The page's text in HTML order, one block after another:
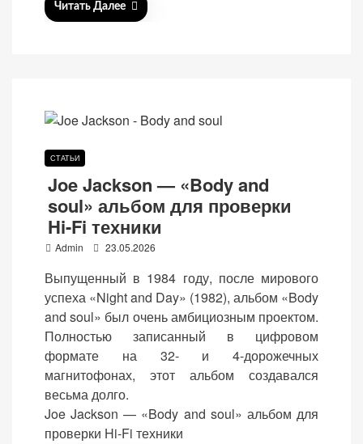
Читать Далее
СТАТЬИ
Joe Jackson — «Body and
soul» альбом для проверки
Hi-Fi техники
Admin
s
t
e
d
n
23.05.2026
Выпущенный в 1984 году, после мирового
успеха «Night and Day» (1982), альбом «Body
and soul» был очень амбициозным проектом.
Полностью записанный в цифровом
формате на 32- и 4-дорожечных
магнитофонах, этот альбом создавался
весьма долго.
Joe Jackson — «Body and soul» альбом для
проверки Hi-Fi техники